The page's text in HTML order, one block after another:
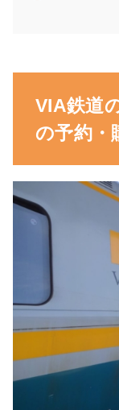
VIA鉄道
の予約・